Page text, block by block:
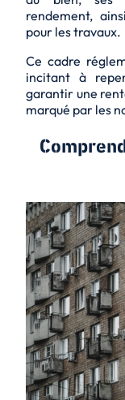
rendement,
pour les travaux.
Ce cadre
incitant à
garantir une
marqué par les